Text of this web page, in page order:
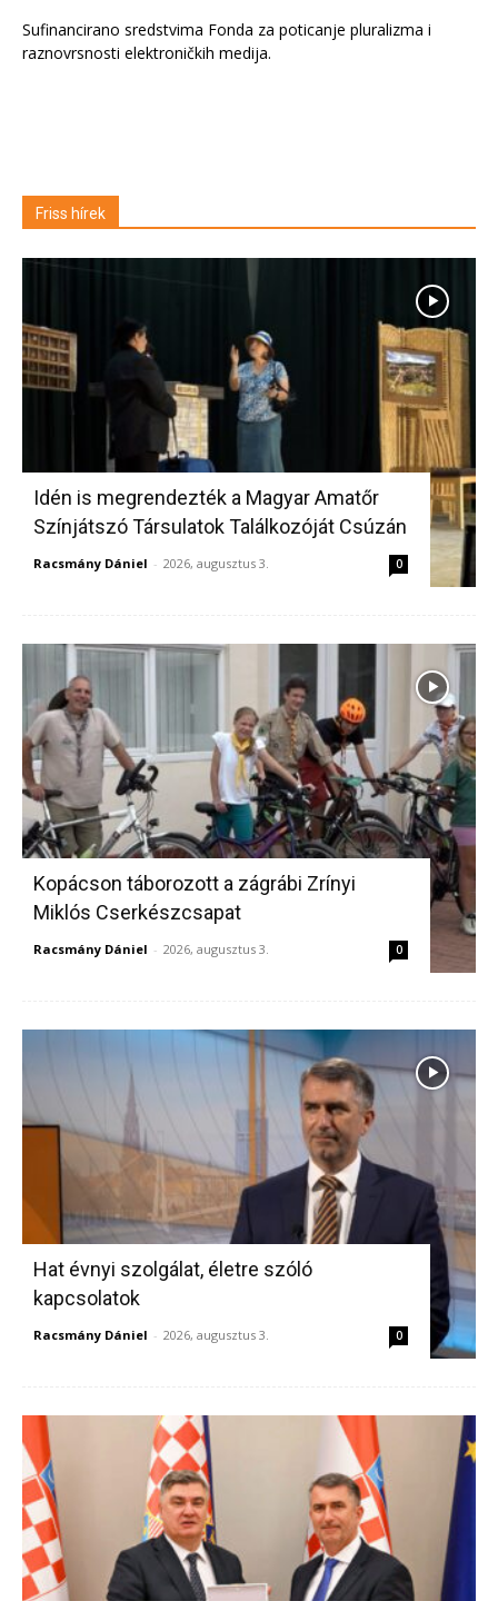
Sufinancirano sredstvima Fonda za poticanje pluralizma i
raznovrsnosti elektroničkih medija.
Friss hírek
Idén is megrendezték a Magyar Amatőr
Színjátszó Társulatok Találkozóját Csúzán
Racsmány Dániel - 2026, augusztus 3. 0
Kopácson táborozott a zágrábi Zrínyi
Miklós Cserkészcsapat
Racsmány Dániel - 2026, augusztus 3. 0
Hat évnyi szolgálat, életre szóló
kapcsolatok
Racsmány Dániel - 2026, augusztus 3. 0